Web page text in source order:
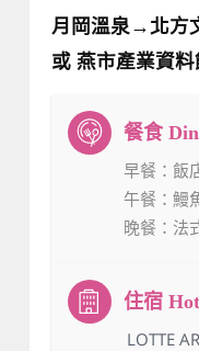
月岡溫泉→北方
或 燕市產業資
早餐 ：飯
午餐 ：鰻
晚餐 ：法
：LOTTE